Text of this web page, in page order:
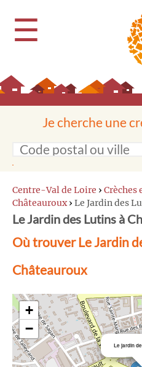
☰
Je cherche une
Centre-Val de Loire › Crèches
Châteauroux › Le Jardin des
Le Jardin des Lutins à
Où trouver Le Jardin
Châteauroux
Le jardin
+
−